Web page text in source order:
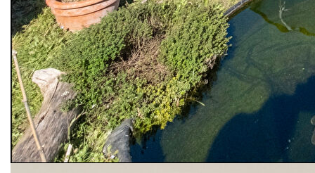
week-ends d'été.
Étage 1 : l'espace nuit idéal pour une famille : composé de
3 chambres confortables (12 m2) et une salle de bains.
Étage 2 : deux chambres en enfilade sous combles (35 m2
au sol), parfait pour des ados, une salle de jeux, un espace
télétravail
Un potentiel rare : 72 m2 de combles supplémentaires. Ces